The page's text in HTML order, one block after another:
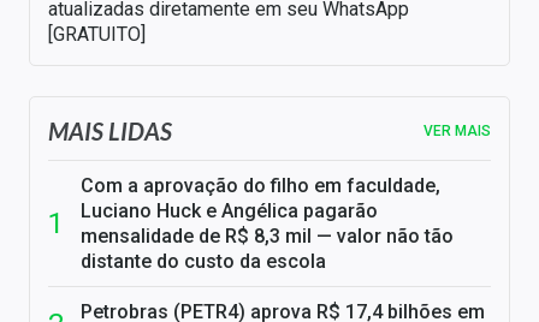
atualizadas diretamente em seu WhatsApp
[GRATUITO]
MAIS LIDAS VER MAIS
Com a aprovação do filho em faculdade,
Luciano Huck e Angélica pagarão
mensalidade de R$ 8,3 mil — valor não tão
distante do custo da escola
Petrobras (PETR4) aprova R$ 17,4 bilhões em